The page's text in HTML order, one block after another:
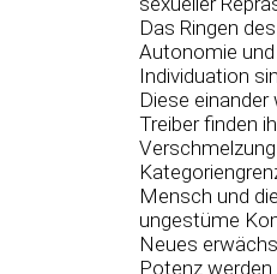
Das Ringen
Autonomie
Individuation
Diese
Treiber finden
Mensch und
ungestüme
Neues
Potenz